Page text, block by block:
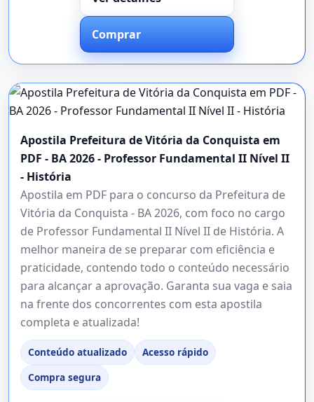
Comprar
Apostila Prefeitura de Vitória da Conquista em
PDF - BA 2026 - Professor Fundamental II Nível II
- História
Apostila em PDF para o concurso da Prefeitura de
Vitória da Conquista - BA 2026, com foco no cargo
de Professor Fundamental II Nível II de História. A
melhor maneira de se preparar com eficiência e
praticidade, contendo todo o conteúdo necessário
para alcançar a aprovação. Garanta sua vaga e saia
na frente dos concorrentes com esta apostila
completa e atualizada!
Conteúdo atualizado
Acesso rápido
Compra segura